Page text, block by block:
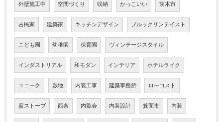
外壁施工中 空間づくり 収納 かっこいい 茨木市
古民家 建築家 キッチンデザイン ブルックリンテイスト
こども園 幼稚園 保育園 ヴィンテージスタイル
インダストリアル 和モダン インテリア ホテルライク
ユニーク 敷地 内装工事 建築事務所 ローコスト
薪ストーブ 西条 内覧会 内装設計 箕面市 内装